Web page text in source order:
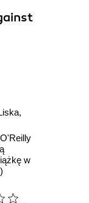
,
O'Reilly
w